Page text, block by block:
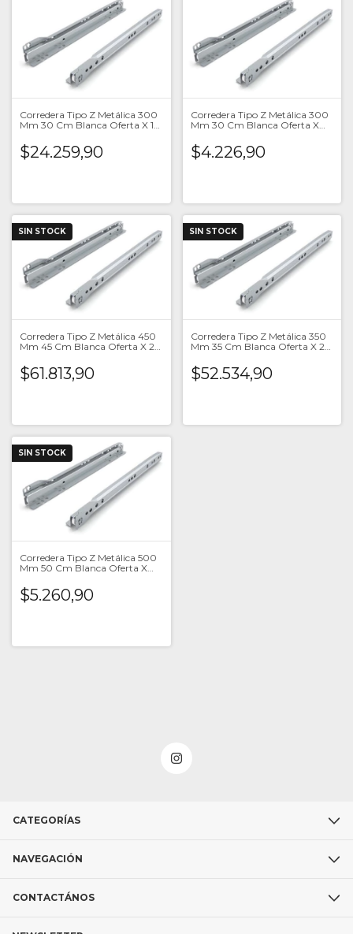
Corredera Tipo Z Metálica 300
Mm 30 Cm Blanca Oferta X 10
$24.259,90
Corredera Tipo Z Metálica 300
Mm 30 Cm Blanca Oferta X
$4.226,90
SIN STOCK
Corredera Tipo Z Metálica 450
Mm 45 Cm Blanca Oferta X 20
$61.813,90
SIN STOCK
Corredera Tipo Z Metálica 350
Mm 35 Cm Blanca Oferta X 20
$52.534,90
SIN STOCK
Corredera Tipo Z Metálica 500
Mm 50 Cm Blanca Oferta X
$5.260,90
CATEGORÍAS
NAVEGACIÓN
CONTACTÁNOS